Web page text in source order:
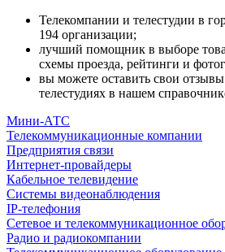
Телекомпании и телестудии в
194 организации;
лучший помощник в выборе
схемы проезда, рейтинги и
вы можете оставить свои
телестудиях в нашем
Мини-АТС
Телекоммуникационные компании
Предприятия связи
Интернет-провайдеры
Кабельное телевидение
Системы видеонаблюдения
IP-телефония
Сетевое и телекоммуникационное
Радио и радиокомпании